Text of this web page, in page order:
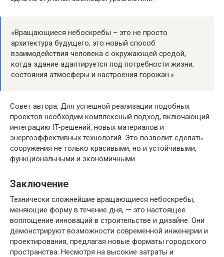
«Вращающиеся небоскребы – это не просто
архитектура будущего, это новый способ
взаимодействия человека с окружающей средой,
когда здание адаптируется под потребности жизни,
состояния атмосферы и настроения горожан.»
Совет автора: Для успешной реализации подобных
проектов необходим комплексный подход, включающий
интеграцию IT-решений, новых материалов и
энергоэффективных технологий. Это позволит сделать
сооружения не только красивыми, но и устойчивыми,
функциональными и экономичными.
Заключение
Технически сложнейшие вращающиеся небоскребы,
меняющие форму в течение дня, — это настоящее
воплощение инноваций в строительстве и дизайне. Они
демонстрируют возможности современной инженерии и
проектирования, предлагая новые форматы городского
пространства. Несмотря на высокие затраты и